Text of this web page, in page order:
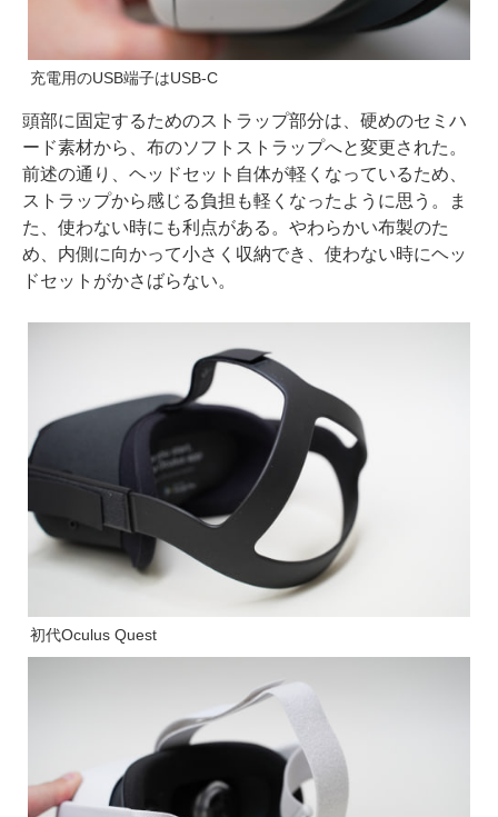
充電用のUSB端子はUSB-C
頭部に固定するためのストラップ部分は、硬めのセミハ
ード素材から、布のソフトストラップへと変更された。
前述の通り、ヘッドセット自体が軽くなっているため、
ストラップから感じる負担も軽くなったように思う。ま
た、使わない時にも利点がある。やわらかい布製のた
め、内側に向かって小さく収納でき、使わない時にヘッ
ドセットがかさばらない。
初代Oculus Quest